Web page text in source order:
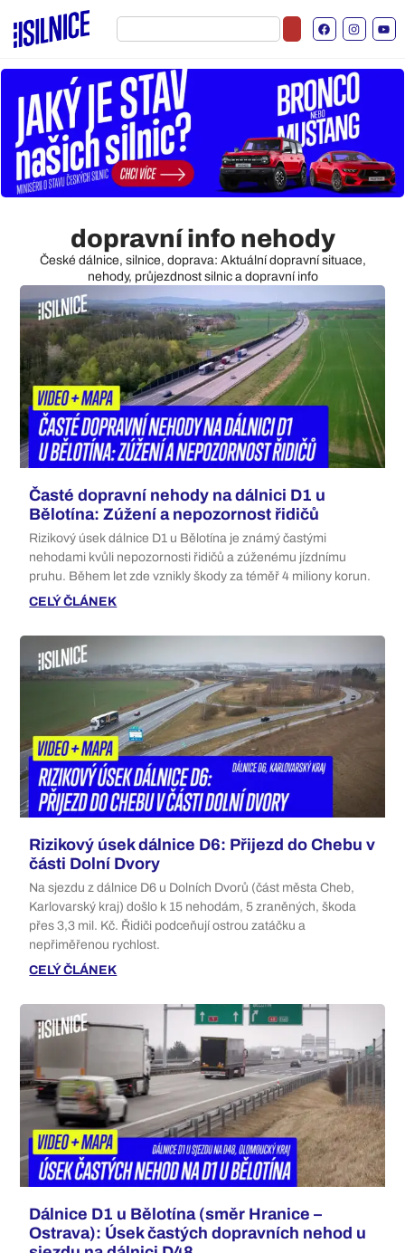
dopravní info nehody
České dálnice, silnice, doprava: Aktuální dopravní situace,
nehody, průjezdnost silnic a dopravní info
Časté dopravní nehody na dálnici D1 u
Bělotína: Zúžení a nepozornost řidičů
Rizikový úsek dálnice D1 u Bělotína je známý častými
nehodami kvůli nepozornosti řidičů a zúženému jízdnímu
pruhu. Během let zde vznikly škody za téměř 4 miliony korun.
CELÝ ČLÁNEK
Rizikový úsek dálnice D6: Přijezd do Chebu v
části Dolní Dvory
Na sjezdu z dálnice D6 u Dolních Dvorů (část města Cheb,
Karlovarský kraj) došlo k 15 nehodám, 5 zraněných, škoda
přes 3,3 mil. Kč. Řidiči podceňují ostrou zatáčku a
nepřiměřenou rychlost.
CELÝ ČLÁNEK
Dálnice D1 u Bělotína (směr Hranice –
Ostrava): Úsek častých dopravních nehod u